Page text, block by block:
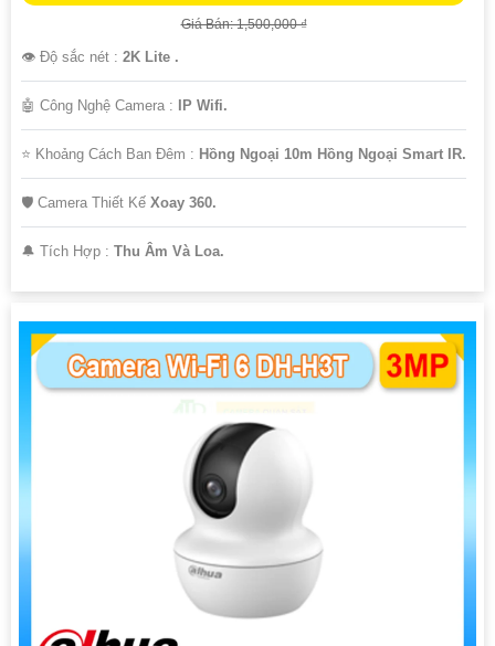
Giá Bán: 1,500,000 ₫
👁 Độ sắc nét : 2K Lite .
🤖️ Công Nghệ Camera : IP Wifi.
⭐ Khoảng Cách Ban Đêm : Hồng Ngoại 10m Hồng Ngoại Smart IR.
🛡 Camera Thiết Kế Xoay 360.
️🔔 Tích Hợp : Thu Âm Và Loa.